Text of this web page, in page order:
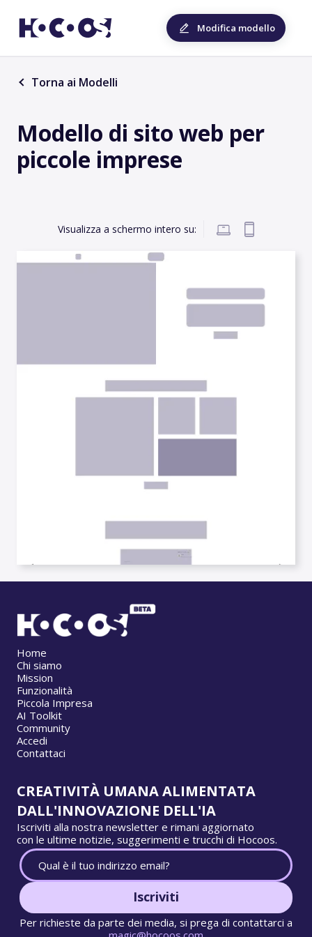
Modifica modello
Torna ai Modelli
Modello di sito web per
piccole imprese
Visualizza a schermo intero su:
Home
Chi siamo
Mission
Funzionalità
Piccola Impresa
AI Toolkit
Community
Accedi
Contattaci
CREATIVITÀ UMANA ALIMENTATA
DALL'INNOVAZIONE DELL'IA
Iscriviti alla nostra newsletter e rimani aggiornato
con le ultime notizie, suggerimenti e trucchi di Hocoos.
Iscriviti
Per richieste da parte dei media, si prega di contattarci a